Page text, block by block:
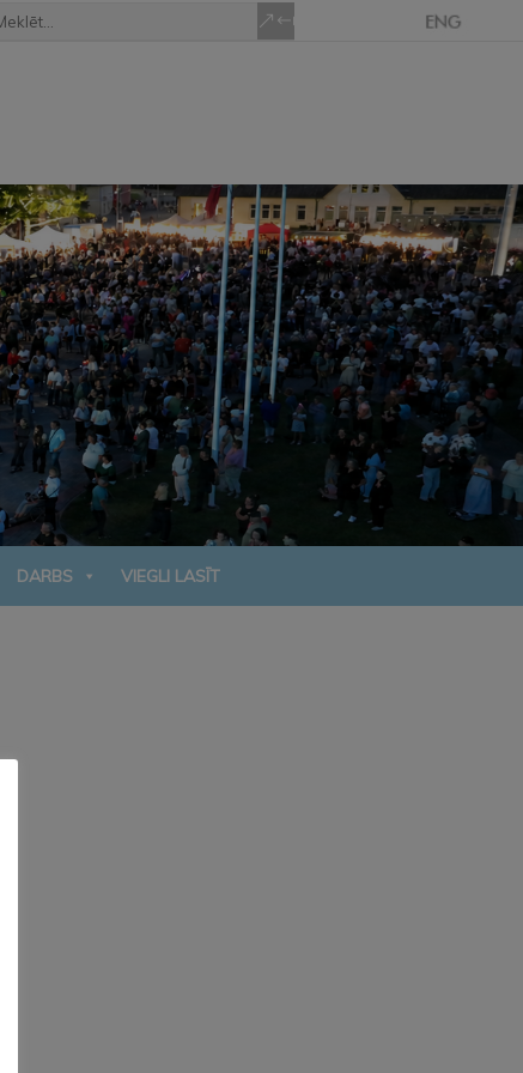
DARBS VIEGLI LASĪT